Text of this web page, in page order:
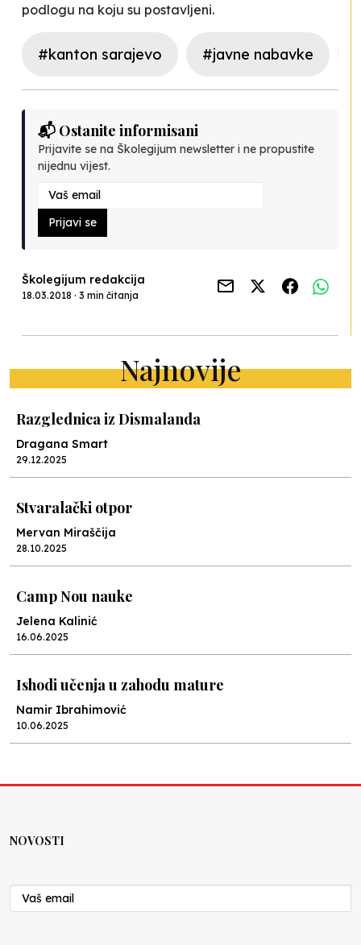
podlogu na koju su postavljeni.
#kanton sarajevo #javne nabavke
📬 Ostanite informisani
Prijavite se na Školegijum newsletter i ne propustite
nijednu vijest.
Prijavi se
Školegijum redakcija
18.03.2018 · 3 min čitanja
Najnovije
Razglednica iz Dismalanda
Dragana Smart
29.12.2025
Stvaralački otpor
Mervan Miraščija
28.10.2025
Camp Nou nauke
Jelena Kalinić
16.06.2025
Ishodi učenja u zahodu mature
Namir Ibrahimović
10.06.2025
Nenad Veličković
29.10.2024
NOVOSTI